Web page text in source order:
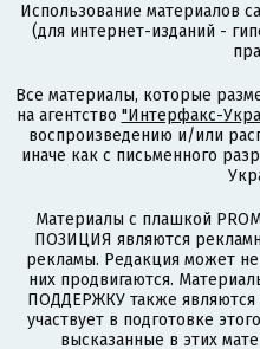
Использование материалов
(для интернет-изданий -
Все материалы, которые
на агентство "Интерфакс-
воспроизведению и/или
иначе как с письменного
Материалы с плашкой
ПОЗИЦИЯ являются
рекламы. Редакция может
них продвигаются.
ПОДДЕРЖКУ также являются
участвует в подготовке
высказанные в этих